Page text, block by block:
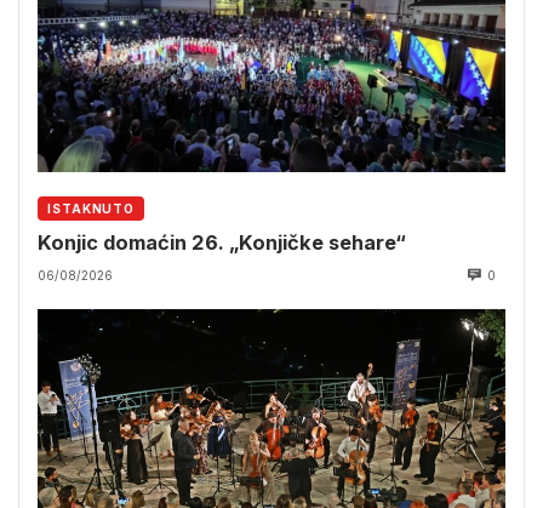
ISTAKNUTO
Konjic domaćin 26. „Konjičke sehare“
06/08/2026 0